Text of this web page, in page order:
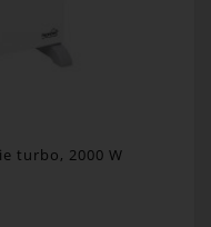
turbo, 2000 W